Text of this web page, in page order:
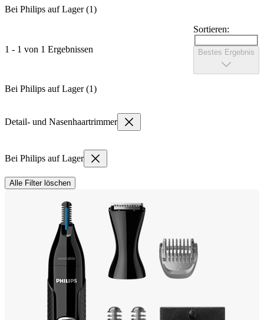
Bei Philips auf Lager (1)
1 - 1 von 1 Ergebnissen
Sortieren:
Bestes Ergebnis
Bei Philips auf Lager (1)
Detail- und Nasenhaartrimmer
Bei Philips auf Lager
Alle Filter löschen